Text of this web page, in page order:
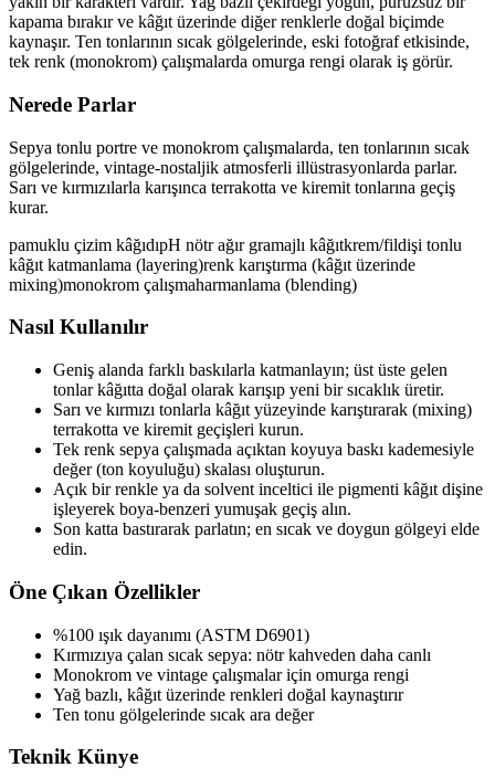
kapama bırakır ve kâğıt üzerinde diğer renklerle doğal biçimde
kaynaşır. Ten tonlarının sıcak gölgelerinde, eski fotoğraf etkisinde,
tek renk (monokrom) çalışmalarda omurga rengi olarak iş görür.
Nerede Parlar
Sepya tonlu portre ve monokrom çalışmalarda, ten tonlarının sıcak
gölgelerinde, vintage-nostaljik atmosferli illüstrasyonlarda parlar.
Sarı ve kırmızılarla karışınca terrakotta ve kiremit tonlarına geçiş
kurar.
pamuklu çizim kâğıdıpH nötr ağır gramajlı kâğıtkrem/fildişi tonlu
kâğıt katmanlama (layering)renk karıştırma (kâğıt üzerinde
mixing)monokrom çalışmaharmanlama (blending)
Nasıl Kullanılır
Geniş alanda farklı baskılarla katmanlayın; üst üste gelen
tonlar kâğıtta doğal olarak karışıp yeni bir sıcaklık üretir.
Sarı ve kırmızı tonlarla kâğıt yüzeyinde karıştırarak (mixing)
terrakotta ve kiremit geçişleri kurun.
Tek renk sepya çalışmada açıktan koyuya baskı kademesiyle
değer (ton koyuluğu) skalası oluşturun.
Açık bir renkle ya da solvent inceltici ile pigmenti kâğıt dişine
işleyerek boya-benzeri yumuşak geçiş alın.
Son katta bastırarak parlatın; en sıcak ve doygun gölgeyi elde
edin.
Öne Çıkan Özellikler
%100 ışık dayanımı (ASTM D6901)
Kırmızıya çalan sıcak sepya: nötr kahveden daha canlı
Monokrom ve vintage çalışmalar için omurga rengi
Yağ bazlı, kâğıt üzerinde renkleri doğal kaynaştırır
Ten tonu gölgelerinde sıcak ara değer
Teknik Künye